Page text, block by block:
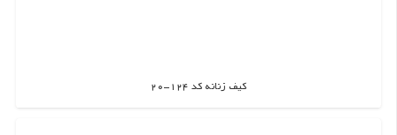
کیف زنانه کد 124-20
اطلاعات بیشتر